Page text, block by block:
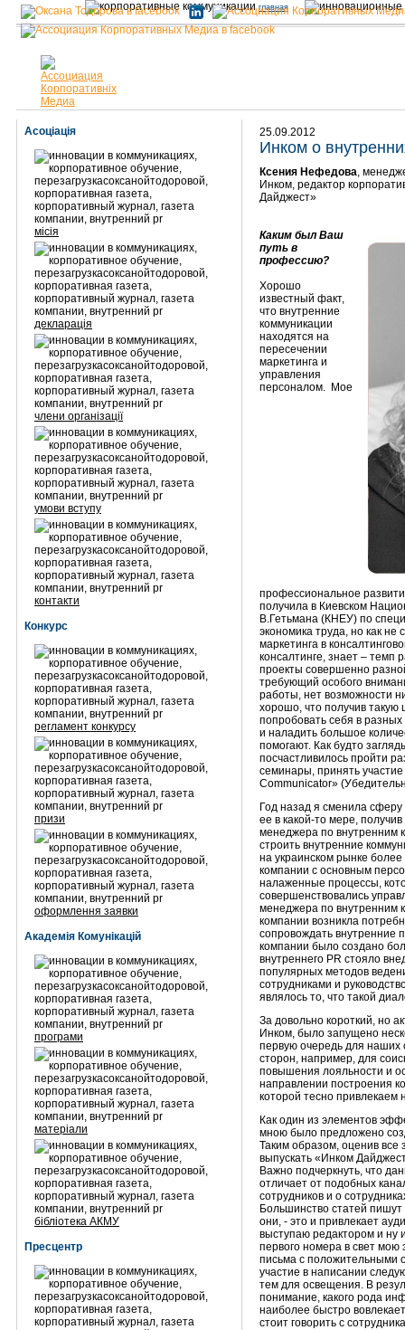
главная
Асоціація
місія
декларація
члени організації
умови вступу
контакти
Конкурс
регламент конкурсу
призи
оформлення заявки
Академія Комунікацій
програми
матеріали
бібліотека АКМУ
Пресцентр
25.09.2012
Инком о
Ксения Нефедова,
Инком, редактор
Дайджест»
Каким был Ваш
путь в
профессию?
Хорошо
известный факт,
что внутренние
коммуникации
находятся на
пересечении
маркетинга и
управления
персоналом. Мое
профессиональное
получила в Киевском
В.Гетьмана (КНЕУ) по
экономика труда, но как
маркетинга в
консалтинге, знает –
проекты совершенно
требующий особого
работы, нет возможности
хорошо, что получив
попробовать себя в
и наладить большое
помогают. Как будто
посчастливилось пройти
семинары, принять
Communicator»
Год назад я сменила сферу
ее в какой-то мере,
менеджера по внутренним
строить внутренние
на украинском рынке
компании с основным
налаженные процессы,
совершенствовались
менеджера по внутренним
компании возникла
сопровождать внутренние
компании было создано
внутреннего PR стояло
популярных методов
сотрудниками и
являлось то, что такой
За довольно короткий, но
Инком, было запущено
первую очередь для наших
сторон, например, для
повышения лояльности и
направлении построения
которой тесно привлекаем
Как один из элементов
мною было предложено
Таким образом, оценив
выпускать «Инком
Важно подчеркнуть, что
отличает от подобных
сотрудников и о
Большинство статей
они, - это и привлекает
выступаю редактором и ну
первого номера в свет мою
письма с положительными
участие в написании
тем для освещения. В
понимание, какого рода
наиболее быстро
стоит говорить с